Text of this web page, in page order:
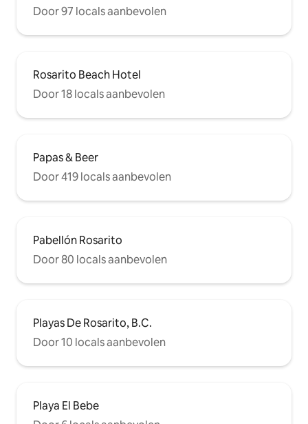
Door 97 locals aanbevolen
Rosarito Beach Hotel
Door 18 locals aanbevolen
Papas & Beer
Door 419 locals aanbevolen
Pabellón Rosarito
Door 80 locals aanbevolen
Playas De Rosarito, B.C.
Door 10 locals aanbevolen
Playa El Bebe